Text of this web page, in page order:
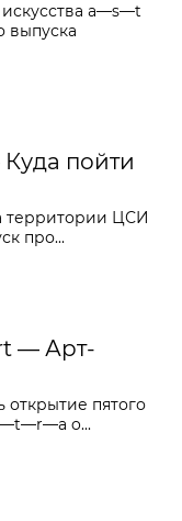
a—s—t
выпуска
пойти
ЦСИ
про...
— Арт-
пятого
o...